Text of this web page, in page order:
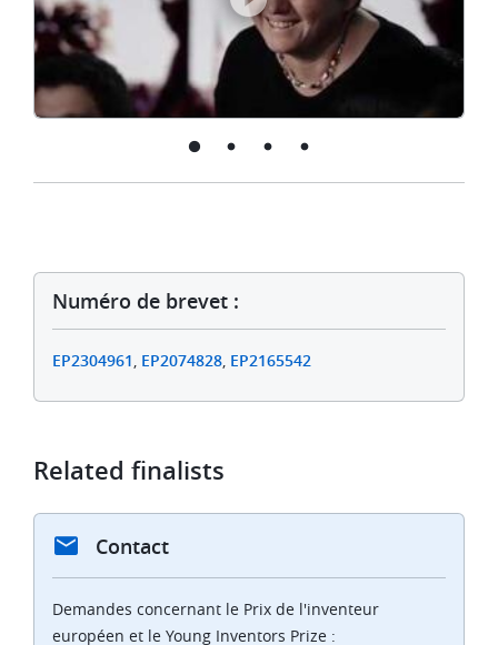
-
compression
Numéro de brevet :
EP2304961, EP2074828, EP2165542
Related finalists
Contact
Demandes concernant le Prix de l'inventeur
européen et le Young Inventors Prize :